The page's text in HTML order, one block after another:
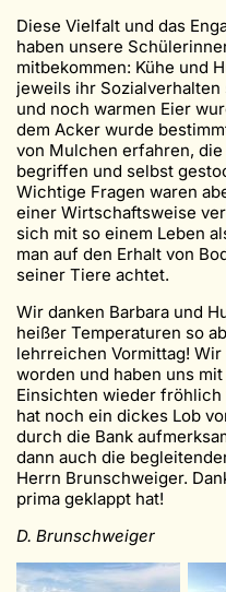
Diese Vielfalt und das
haben unsere
mitbekommen: Kühe und
jeweils ihr
und noch warmen Eier
dem Acker wurde
von Mulchen erfahren,
begriffen und selbst
Wichtige Fragen waren
einer Wirtschaftsweise
sich mit so einem Leben
man auf den Erhalt von
seiner Tiere achtet.
Wir danken Barbara und
heißer Temperaturen so
lehrreichen Vormittag!
worden und haben uns
Einsichten wieder fröhlich
hat noch ein dickes Lob
durch die Bank
dann auch die
Herrn Brunschweiger.
prima geklappt hat!
D. Brunschweiger